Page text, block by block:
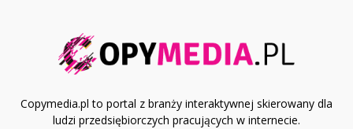
Copymedia.pl to portal z branży interaktywnej skierowany dla
ludzi przedsiębiorczych pracujących w internecie.